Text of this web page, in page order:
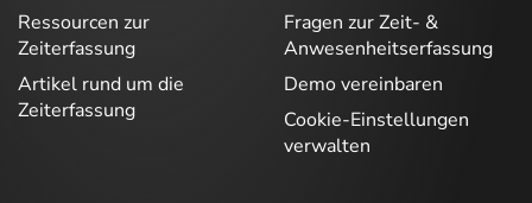
Ressourcen zur
Zeiterfassung
Artikel rund um die
Zeiterfassung
Fragen zur Zeit- &
Anwesenheitserfassung
Demo vereinbaren
Cookie-Einstellungen
verwalten